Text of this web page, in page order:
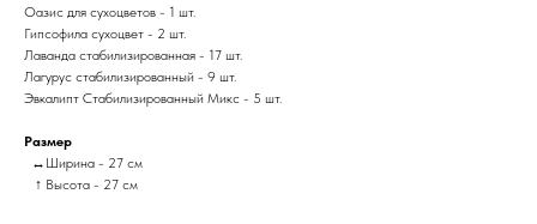
Оазис для сухоцветов - 1 шт.
Гипсофила сухоцвет - 2 шт.
Лаванда стабилизированная - 17 шт.
Лагурус стабилизированный - 9 шт.
Эвкалипт Стабилизированный Микс - 5 шт.
Размер
↔Ширина - 27 см
↑ Высота - 27 см